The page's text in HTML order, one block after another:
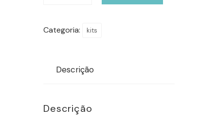
Teste
Categoria: kits
Descrição
Descrição